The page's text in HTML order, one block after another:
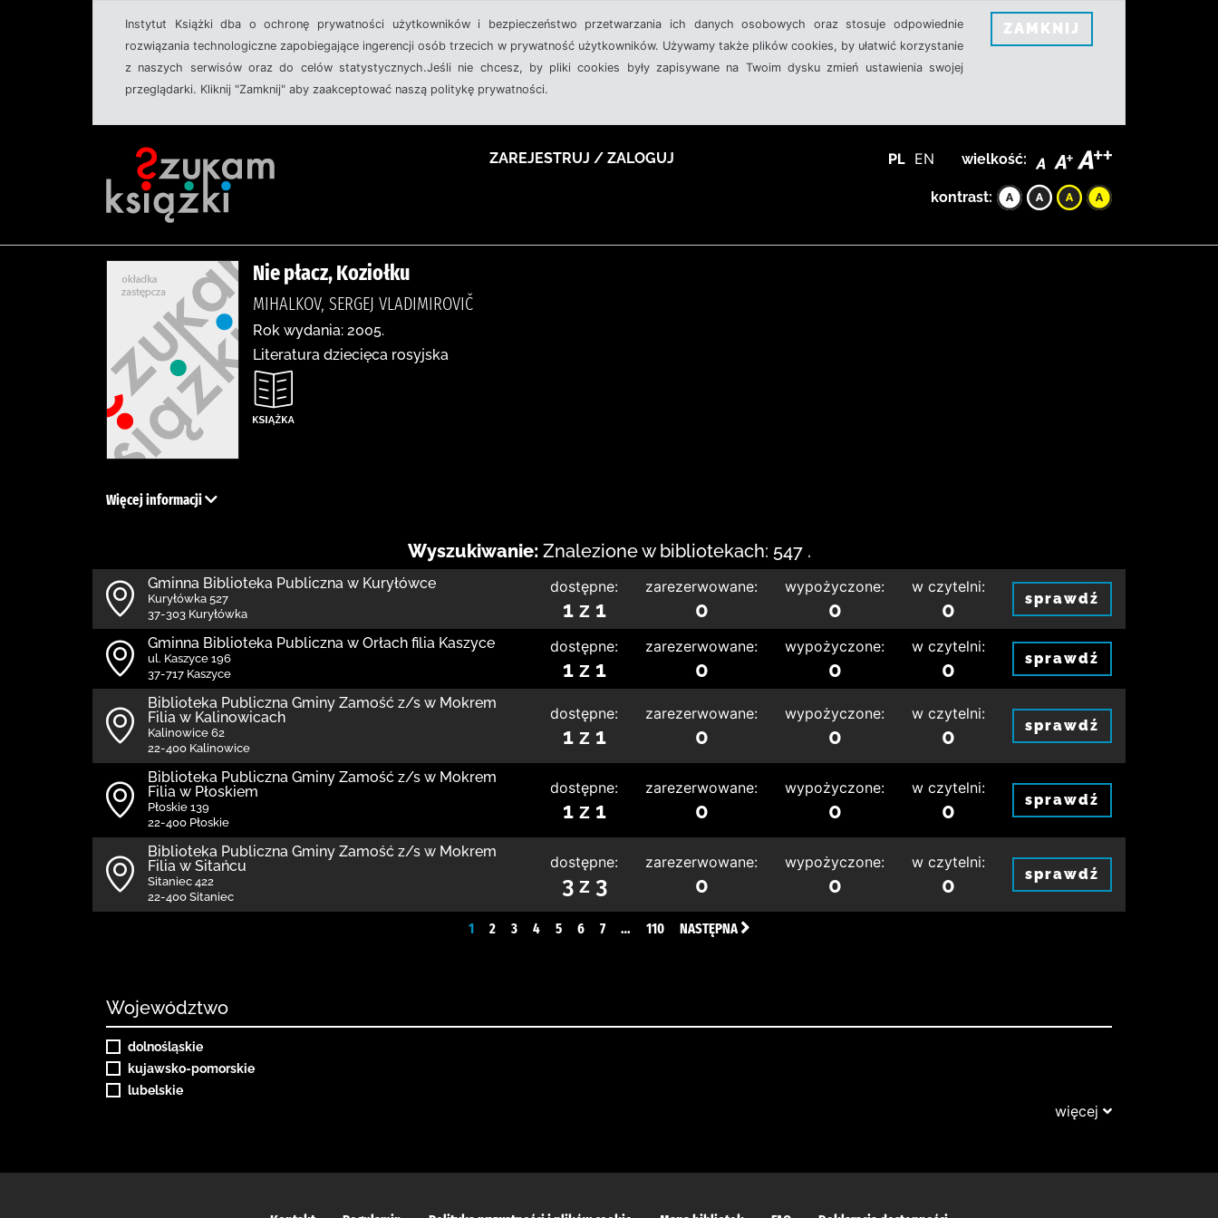
Instytut Książki dba o ochronę prywatności użytkowników i bezpieczeństwo przetwarzania ich danych osobowych oraz stosuje odpowiednie
rozwiązania technologiczne zapobiegające ingerencji osób trzecich w prywatność użytkowników. Używamy także plików cookies, by ułatwić korzystanie
z naszych serwisów oraz do celów statystycznych.Jeśli nie chcesz, by pliki cookies były zapisywane na Twoim dysku zmień ustawienia swojej
przeglądarki. Kliknij "Zamknij" aby zaakceptować naszą politykę prywatności.
ZAMKNIJ
ZAREJESTRUJ / ZALOGUJ PL EN wielkość:
kontrast:
Nie płacz, Koziołku
MIHALKOV, SERGEJ VLADIMIROVIČ
Rok wydania: 2005.
Literatura dziecięca rosyjska
Więcej informacji
Wyszukiwanie: Znalezione w bibliotekach: 547 .
Gminna Biblioteka Publiczna w Kuryłówce
Kuryłówka 527
37-303 Kuryłówka
dostępne:
1 z 1
zarezerwowane:
0
wypożyczone:
0
w czytelni:
0 sprawdź
Gminna Biblioteka Publiczna w Orłach filia Kaszyce
ul. Kaszyce 196
37-717 Kaszyce
dostępne:
1 z 1
zarezerwowane:
0
wypożyczone:
0
w czytelni:
0 sprawdź
Biblio­teka Publiczna Gminy Zamość z/s w Mokrem
Filia w Kalinowicach
Kalinowice 62
22-400 Kalinowice
dostępne:
1 z 1
zarezerwowane:
0
wypożyczone:
0
w czytelni:
0 sprawdź
Biblio­teka Publiczna Gminy Zamość z/s w Mokrem
Filia w Płoskiem
Płoskie 139
22-400 Płoskie
dostępne:
1 z 1
zarezerwowane:
0
wypożyczone:
0
w czytelni:
0 sprawdź
Biblio­teka Publiczna Gminy Zamość z/s w Mokrem
Filia w Sitańcu
Sitaniec 422
22-400 Sitaniec
dostępne:
3 z 3
zarezerwowane:
0
wypożyczone:
0
w czytelni:
0 sprawdź
1 2 3 4 5 6 7 … 110 NASTĘPNA
Województwo
dolnośląskie
kujawsko-pomorskie
lubelskie
więcej